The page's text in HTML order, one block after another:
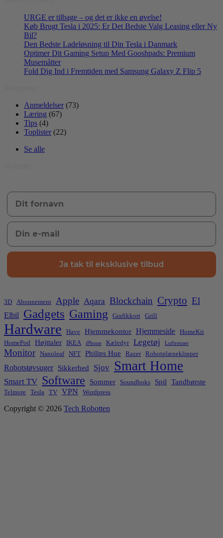
URGE er tilbage – og det er ikke en øvelse!
Køb Brugt Tesla i 2025: Er Det Bedste Valg Leasing eller Ny
Bil?
Den Bedste Ladeløsning til Din Tesla i Danmark
Optimer Dit Gaming Setup Med Gooshpads: Premium
Musemåtter
Fold Dig Ind i Fremtiden med Samsung Galaxy Z Flip 5
Anmeldelser (73)
Læring (67)
Tips (4)
Toplister (22)
Se alle
Ja tak til eksklusive tilbud
3D Abonnement Apple Aqara Blockchain Crypto El
Elbil Gadgets Gaming Grafikkort Grill
Hardware Have Hjemmekontor Hjemmeside HomeKit
HomePod
Højttaler IKEA iPhone Kæledyr Legetøj Luftrenser
Monitor Nanoleaf NFT Philips Hue Razer Robotplæneklipper
Robotstøvsuger Sikkerhed Sjov Smart Home
Smart TV Software Sommer Soundboks Spil Tandbørste
Telmore Tesla TV VPN Wordpress
Copyright © 2026 Tech Robotten